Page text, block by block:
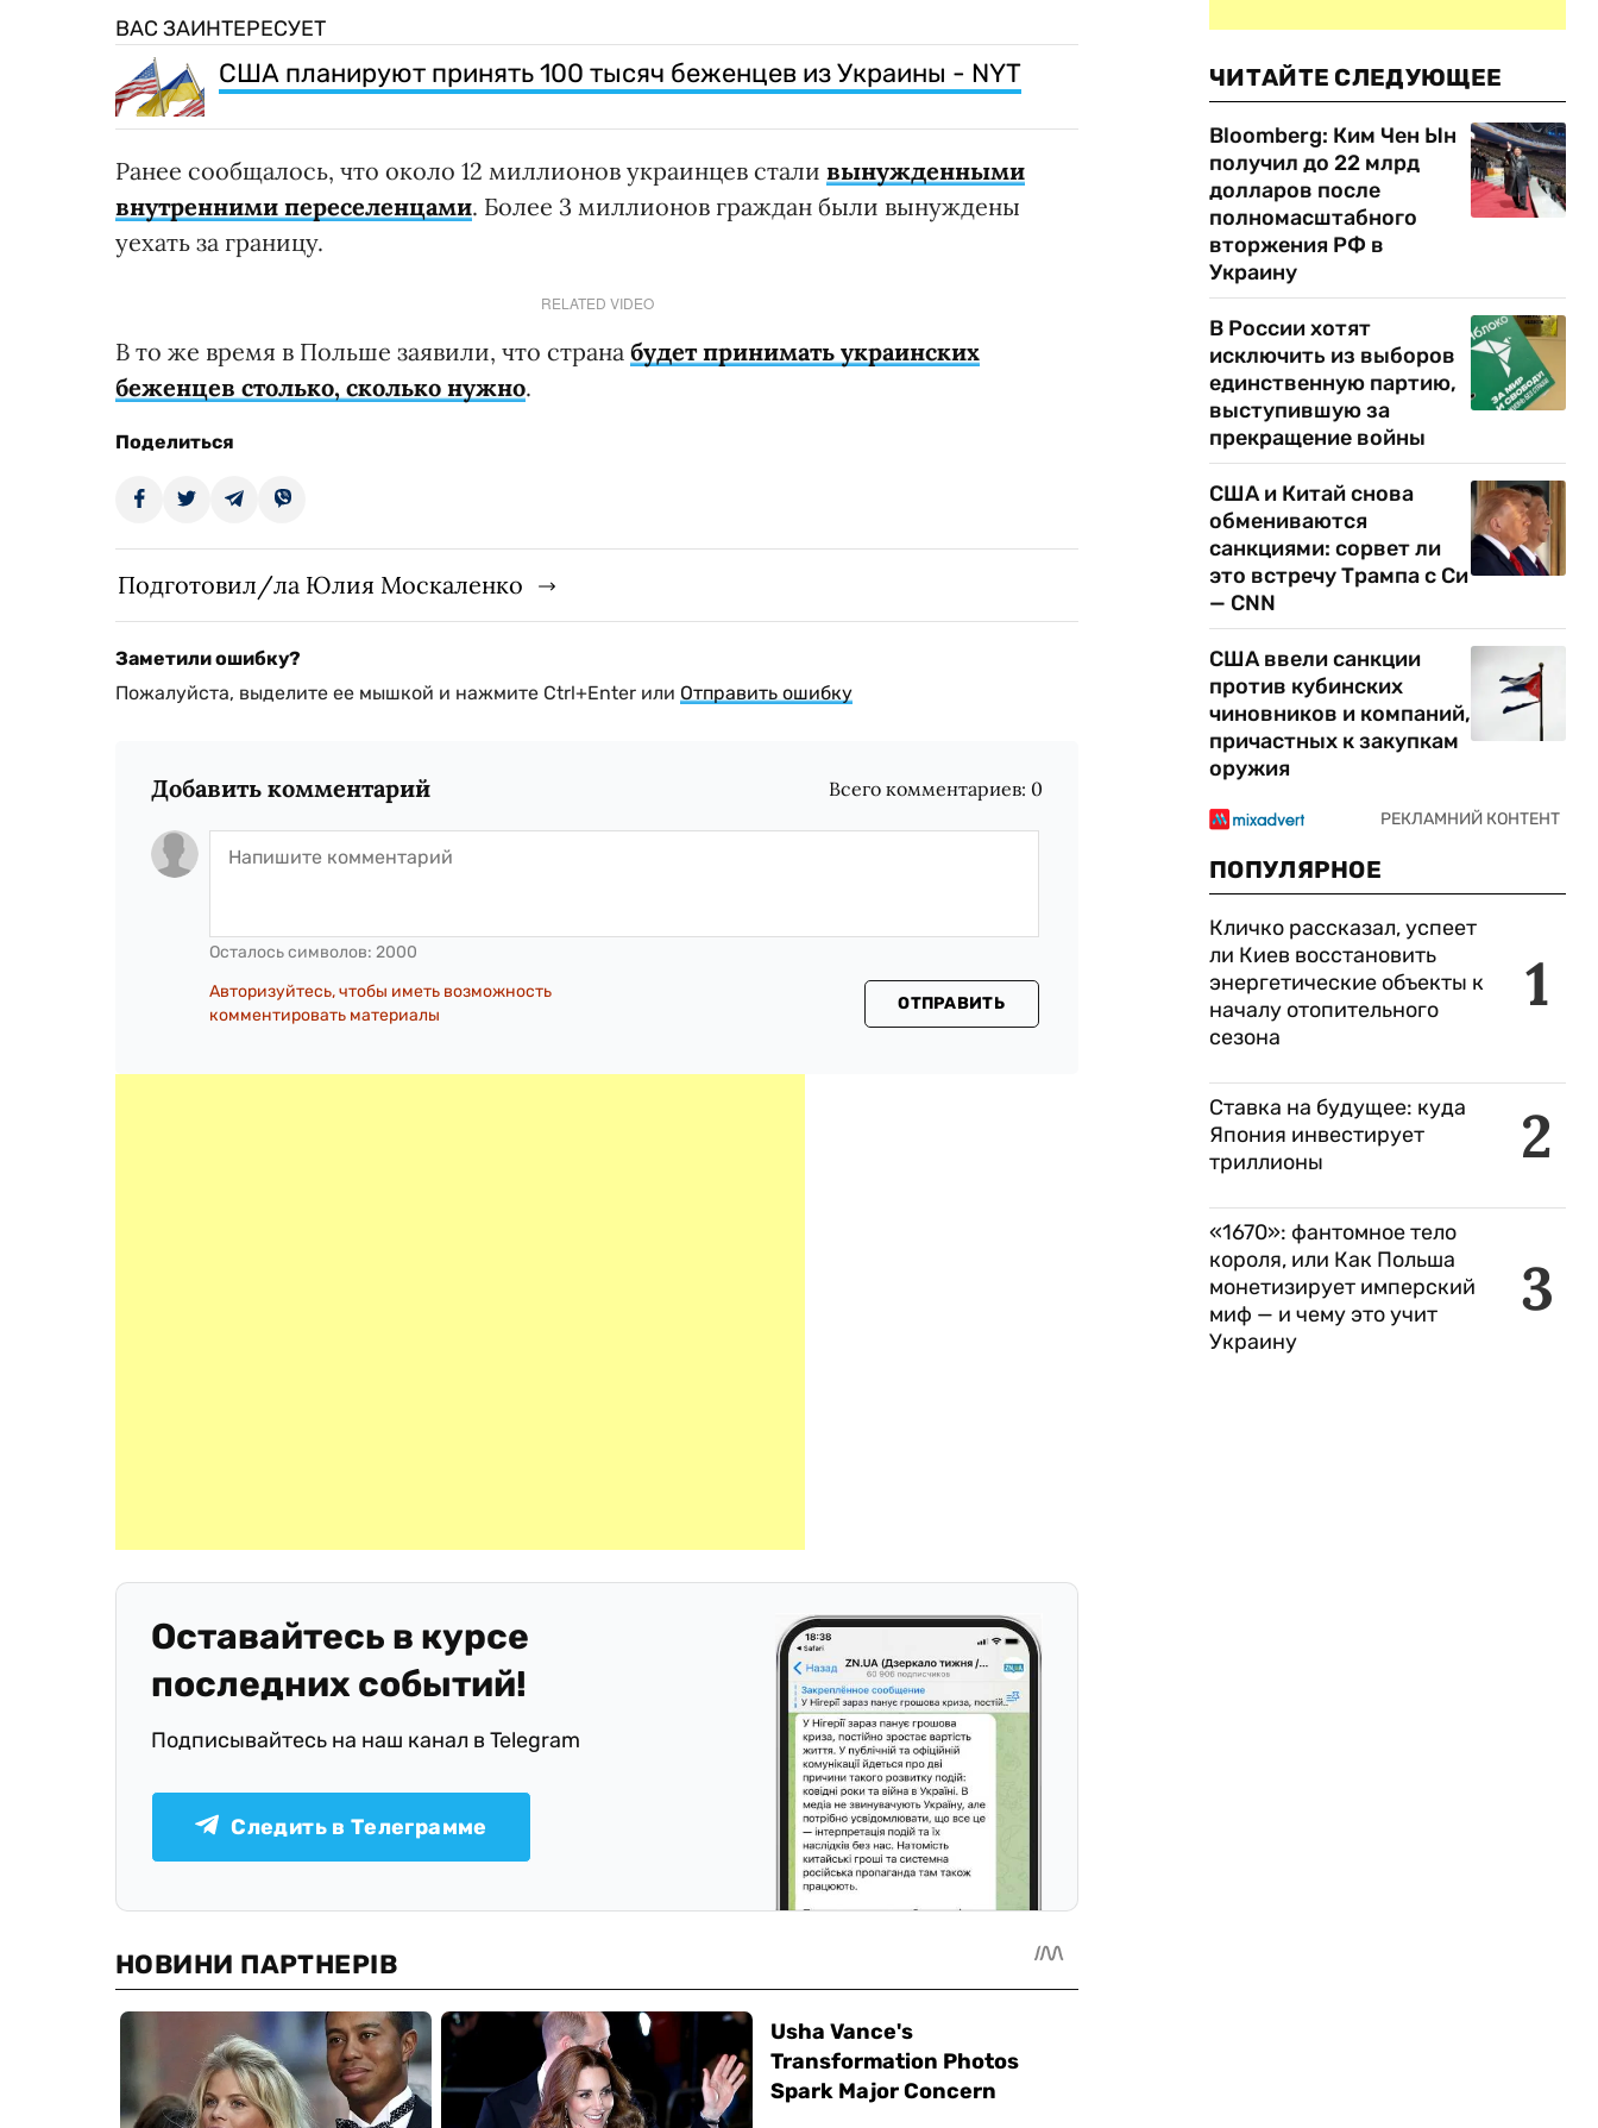
ВАС ЗАИНТЕРЕСУЕТ
США планируют принять 100 тысяч беженцев из Украины - NYT
Ранее сообщалось, что около 12 миллионов украинцев стали вынужденными
внутренними переселенцами. Более 3 миллионов граждан были вынуждены
уехать за границу.
RELATED VIDEO
В то же время в Польше заявили, что страна будет принимать украинских
беженцев столько, сколько нужно.
Поделиться
Подготовил/ла Юлия Москаленко
Заметили ошибку?
Пожалуйста, выделите ее мышкой и нажмите Ctrl+Enter или Отправить ошибку
Добавить комментарий Всего комментариев: 0
Осталось символов: 2000
Авторизуйтесь, чтобы иметь возможность
комментировать материалы
ОТПРАВИТЬ
Оставайтесь в курсе
последних событий!
Подписывайтесь на наш канал в Telegram
Следить в Телеграмме
ЧИТАЙТЕ СЛЕДУЮЩЕЕ
Bloomberg: Ким Чен Ын
получил до 22 млрд
долларов после
полномасштабного
вторжения РФ в
Украину
В России хотят
исключить из выборов
единственную партию,
выступившую за
прекращение войны
США и Китай снова
обмениваются
санкциями: сорвет ли
это встречу Трампа с Си
— CNN
США ввели санкции
против кубинских
чиновников и компаний,
причастных к закупкам
оружия
ПОПУЛЯРНОЕ
1
Кличко рассказал, успеет
ли Киев восстановить
энергетические объекты к
началу отопительного
сезона
2
Ставка на будущее: куда
Япония инвестирует
триллионы
3
«1670»: фантомное тело
короля, или Как Польша
монетизирует имперский
миф — и чему это учит
Украину